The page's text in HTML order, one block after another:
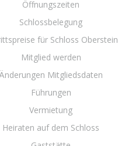
Öffnungszeiten
Schlossbelegung
für Schloss Oberstein
Mitglied werden
Mitgliedsdaten
Führungen
Vermietung
Heiraten auf dem Schloss